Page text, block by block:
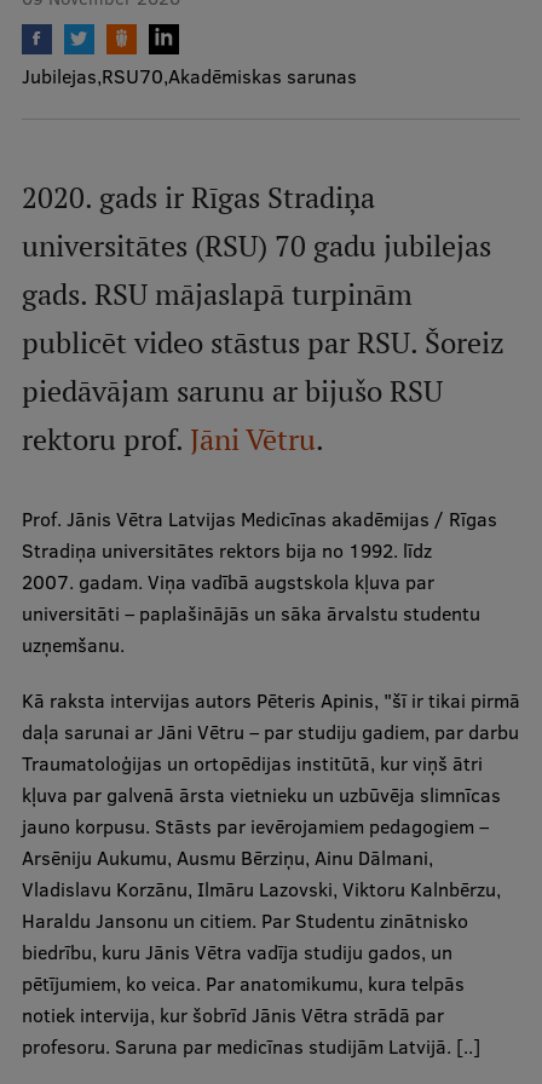
Mobile
Undergraduate Programmes
Postgraduate Study Programmes
Doctoral Studies
Graduate Medical Training
Admissions
Your Start in Riga
Medizinstudium an der RSU
International Student Ambassadors
Student life
Study bases
Faculties
Our people
Strategy
Structure
Jubilejas RSU70 Akadēmiskas sarunas
2020. gads ir Rīgas Stradiņa
universitātes (RSU) 70 gadu jubilejas
gads. RSU mājaslapā turpinām
publicēt video stāstus par RSU. Šoreiz
piedāvājam sarunu ar bijušo RSU
rektoru prof. Jāni Vētru.
Prof. Jānis Vētra Latvijas Medicīnas akadēmijas / Rīgas
Stradiņa universitātes rektors bija no 1992. līdz
2007. gadam. Viņa vadībā augstskola kļuva par
universitāti – paplašinājās un sāka ārvalstu studentu
uzņemšanu.
Kā raksta intervijas autors Pēteris Apinis, "šī ir tikai pirmā
daļa sarunai ar Jāni Vētru – par studiju gadiem, par darbu
Traumatoloģijas un ortopēdijas institūtā, kur viņš ātri
kļuva par galvenā ārsta vietnieku un uzbūvēja slimnīcas
jauno korpusu. Stāsts par ievērojamiem pedagogiem –
Arsēniju Aukumu, Ausmu Bērziņu, Ainu Dālmani,
Vladislavu Korzānu, Ilmāru Lazovski, Viktoru Kalnbērzu,
Haraldu Jansonu un citiem. Par Studentu zinātnisko
biedrību, kuru Jānis Vētra vadīja studiju gados, un
pētījumiem, ko veica. Par anatomikumu, kura telpās
notiek intervija, kur šobrīd Jānis Vētra strādā par
profesoru. Saruna par medicīnas studijām Latvijā. [..]